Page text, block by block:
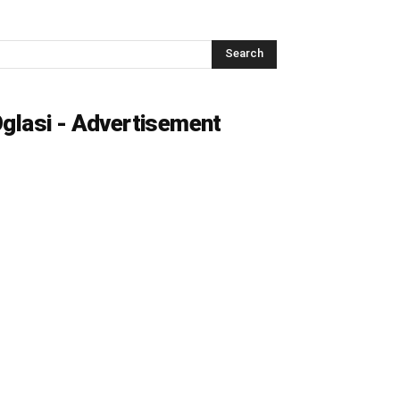
- Advertisement